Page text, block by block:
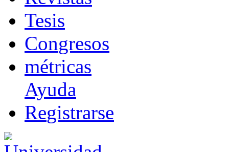
Tesis
Congresos
métricas
Ayuda
Registrarse